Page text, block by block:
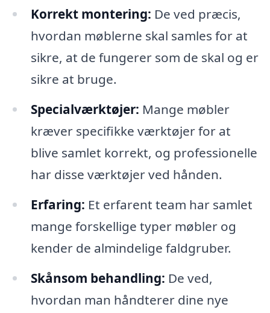
Korrekt montering: De ved præcis,
hvordan møblerne skal samles for at
sikre, at de fungerer som de skal og er
sikre at bruge.
Specialværktøjer: Mange møbler
kræver specifikke værktøjer for at
blive samlet korrekt, og professionelle
har disse værktøjer ved hånden.
Erfaring: Et erfarent team har samlet
mange forskellige typer møbler og
kender de almindelige faldgruber.
Skånsom behandling: De ved,
hvordan man håndterer dine nye